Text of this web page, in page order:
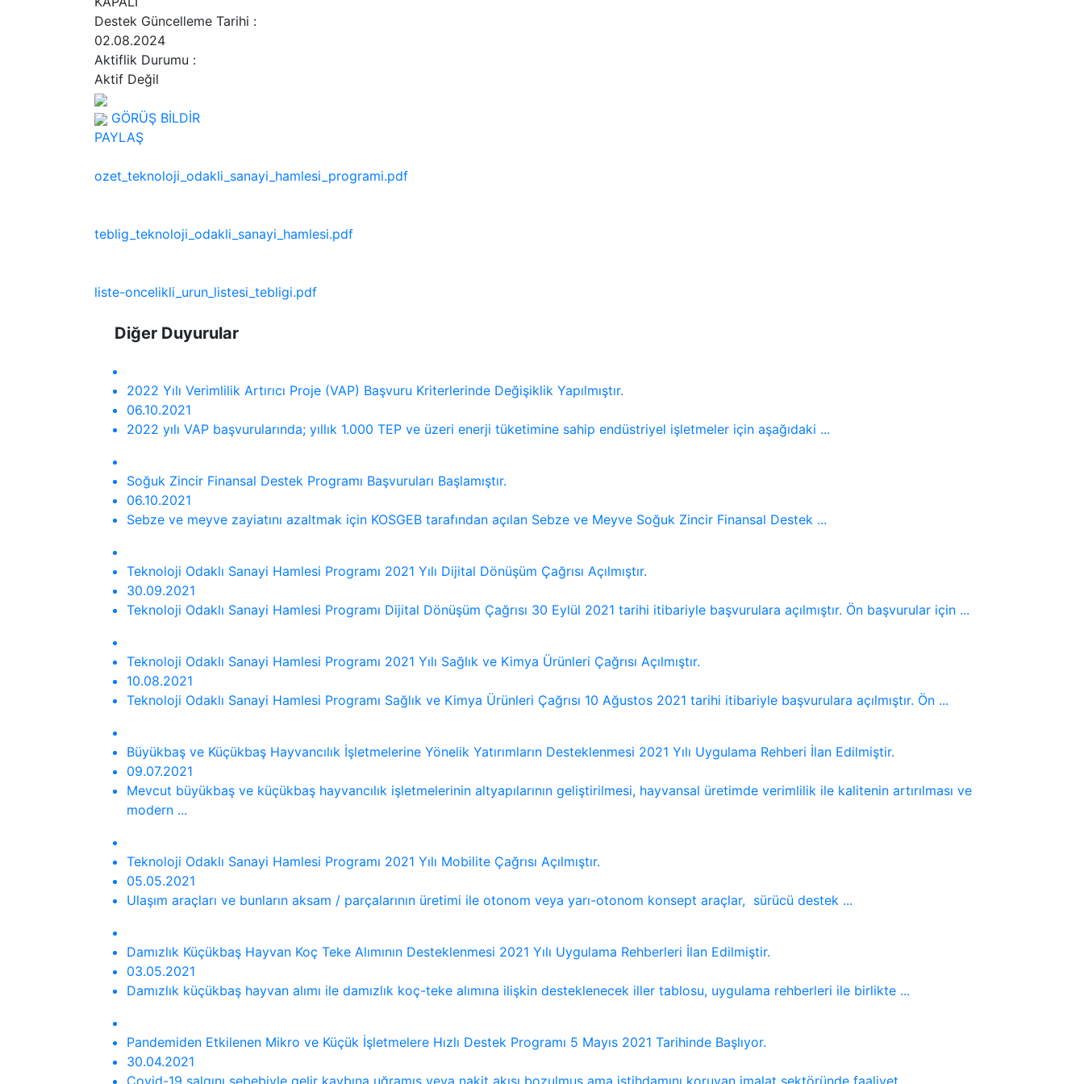
Destek Güncelleme Tarihi :
02.08.2024
Aktiflik Durumu :
Aktif Değil
GÖRÜŞ BİLDİR
PAYLAŞ
ozet_teknoloji_odakli_sanayi_hamlesi_programi.pdf
teblig_teknoloji_odakli_sanayi_hamlesi.pdf
liste-oncelikli_urun_listesi_tebligi.pdf
Diğer Duyurular
2022 Yılı Verimlilik Artırıcı Proje (VAP) Başvuru Kriterlerinde Değişiklik Yapılmıştır.
06.10.2021
2022 yılı VAP başvurularında; yıllık 1.000 TEP ve üzeri enerji tüketimine sahip endüstriyel işletmeler için aşağıdaki ...
Soğuk Zincir Finansal Destek Programı Başvuruları Başlamıştır.
06.10.2021
Sebze ve meyve zayiatını azaltmak için KOSGEB tarafından açılan Sebze ve Meyve Soğuk Zincir Finansal Destek ...
Teknoloji Odaklı Sanayi Hamlesi Programı 2021 Yılı Dijital Dönüşüm Çağrısı Açılmıştır.
30.09.2021
Teknoloji Odaklı Sanayi Hamlesi Programı Dijital Dönüşüm Çağrısı 30 Eylül 2021 tarihi itibariyle başvurulara açılmıştır. Ön başvurular için ...
Teknoloji Odaklı Sanayi Hamlesi Programı 2021 Yılı Sağlık ve Kimya Ürünleri Çağrısı Açılmıştır.
10.08.2021
Teknoloji Odaklı Sanayi Hamlesi Programı Sağlık ve Kimya Ürünleri Çağrısı 10 Ağustos 2021 tarihi itibariyle başvurulara açılmıştır. Ön ...
​Büyükbaş ve Küçükbaş Hayvancılık İşletmelerine Yönelik Yatırımların Desteklenmesi 2021 Yılı Uygulama Rehberi İlan Edilmiştir.
09.07.2021
Mevcut büyükbaş ve küçükbaş hayvancılık işletmelerinin altyapılarının geliştirilmesi, hayvansal üretimde verimlilik ile kalitenin artırılması ve
modern ...
Teknoloji Odaklı Sanayi Hamlesi Programı 2021 Yılı Mobilite Çağrısı Açılmıştır.
05.05.2021
Ulaşım araçları ve bunların aksam / parçalarının üretimi ile otonom veya yarı-otonom konsept araçlar, sürücü destek ...
Damızlık Küçükbaş Hayvan Koç Teke Alımının Desteklenmesi 2021 Yılı Uygulama Rehberleri İlan Edilmiştir.
03.05.2021
Damızlık küçükbaş hayvan alımı ile damızlık koç-teke alımına ilişkin desteklenecek iller tablosu, uygulama rehberleri ile birlikte ...
Pandemiden Etkilenen Mikro ve Küçük İşletmelere Hızlı Destek Programı 5 Mayıs 2021 Tarihinde Başlıyor.
30.04.2021
Covid-19 salgını sebebiyle gelir kaybına uğramış veya nakit akışı bozulmuş ama istihdamını koruyan imalat sektöründe faaliyet ...